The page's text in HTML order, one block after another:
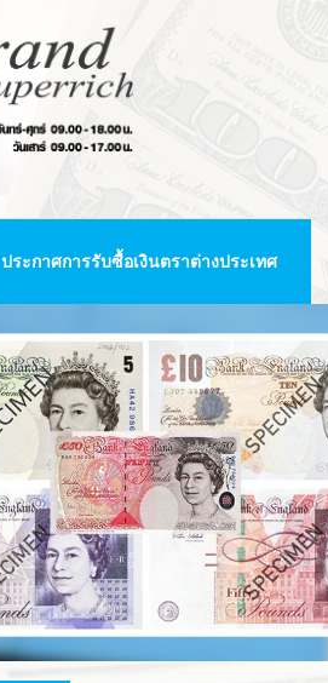
ประกาศการรับซื้อเงินตราต่างประเทศ